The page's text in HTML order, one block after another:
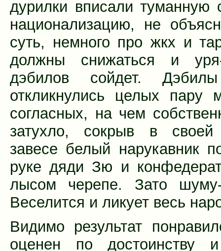
дурилки вписали туманную
национализацию, не
суть, немного про жкх и
должны снижаться и
дэбилов сойдет.
откликнулись целых пару
согласных, на чем
затухло, сокрыв в
завесе белый нарукавник
руке дяди Зю и
лысом черепе. Зато
Веселится и ликует весь
Видимо результат
оценен по достоинству